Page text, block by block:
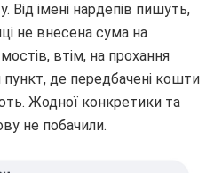
Від імені нардепів пишуть,
не внесена сума на
втім, на прохання
пункт, де передбачені кошти
Жодної конкретики та
не побачили.